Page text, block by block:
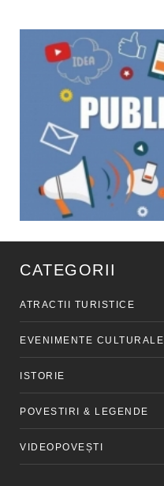
CATEGORII
ATRACTII TURISTICE
EVENIMENTE CULTURALE
ISTORIE
POVESTIRI & LEGENDE
VIDEOPOVEȘTI